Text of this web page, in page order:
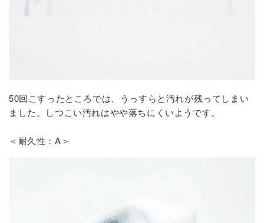
50回こすったところでは、うっすらと汚れが残ってしまい
ました。しつこい汚れはやや落ちにくいようです。
＜耐久性：A＞